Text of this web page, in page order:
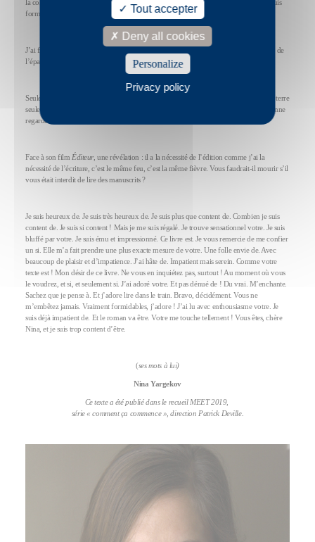
la collection deuil hiver 2018. Moi je porte fracture pied de bois cousue marteau je suis
formelle.
J’ai fini par me rendre à l’évidence : j’avais la capacité de le faire rire, de l’émouvoir, de
l’épater par mes textes.
Seule il faut creuser les galeries souterraines seule il faut se déchirer les ongles dans la terre
seule il faut ramper avancer en découdre tout au fond seule. La mort la sienne la mienne
regardez un rempart est tombé.
Face à son film Éditeur, une révélation : il a la nécessité de l’édition comme j’ai la
nécessité de l’écriture, c’est le même feu, c’est la même fièvre. Vous faudrait-il mourir s’il
vous était interdit de lire des manuscrits ?
Je suis heureux de. Je suis très heureux de. Je suis plus que content de. Combien je suis
content de. Je suis si content ! Mais je me suis régalé. Je trouve sensationnel votre. Je suis
bluffé par votre. Je suis ému et impressionné. Ce livre est. Je vous remercie de me confier
un si. Elle m’a fait prendre une plus exacte mesure de votre. Une folle envie de. Avec
beaucoup de plaisir et d’impatience. J’ai hâte de. Impatient mais serein. Comme votre
texte est ! Mon désir de ce livre. Ne vous en inquiétez pas, surtout ! Au moment où vous
le voudrez, et si, et seulement si. J’ai adoré votre. Et pas dénué de ! Du vrai. M’enchante.
Sachez que je pense à. Et j’adore lire dans le train. Bravo, décidément. Vous ne
m’embêtez jamais. Vraiment formidables, j’adore ! J’ai lu avec enthousiasme votre. Je
suis déjà impatient de. Et le roman va être. Votre me touche tellement ! Vous êtes, chère
Nina, et je suis trop content d’être.
(ses mots à lui)
Nina Yargekov
Ce texte a été publié dans le recueil MEET 2019,
série « comment ça commence », direction Patrick Deville.
Tout accepter
Deny all cookies
Personalize
Privacy policy